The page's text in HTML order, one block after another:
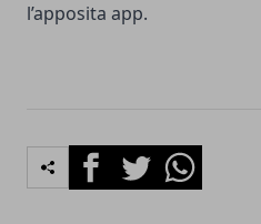
l’apposita app.
FacebookTwitterWhatsapp